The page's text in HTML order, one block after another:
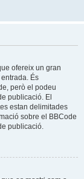
ofereix un gran
És
però el podeu
publicació. El
estan delimitades
sobre el BBCode
publicació.